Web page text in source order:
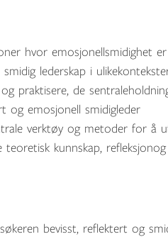
hvor emosjonellsmidighet
lederskap i
praktisere, de
og emosjonell smidigleder
verktøy og metoder for å
kunnskap,
bevisst, reflektert og